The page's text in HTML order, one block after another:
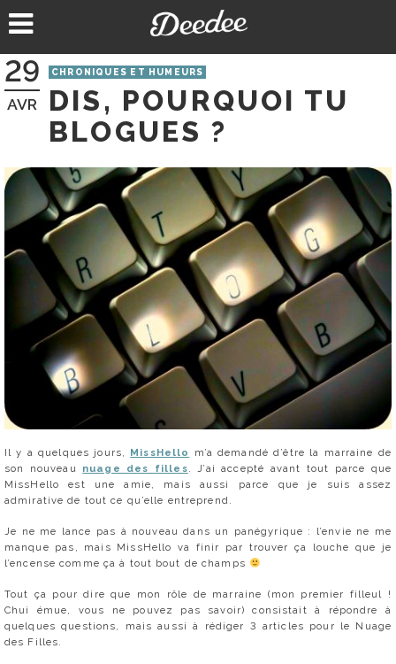
au
29
AVR
CHRONIQUES ET HUMEURS
DIS, POURQUOI TU
BLOGUES ?
Il y a quelques jours, MissHello
m’a demandé d’être la marraine de
son nouveau nuage des filles. J’ai accepté avant tout parce que
MissHello est une amie, mais aussi parce que je suis assez
admirative de tout ce qu’elle entreprend.
Je ne me lance pas à nouveau dans un panégyrique : l’envie ne me
manque pas, mais MissHello va finir par trouver ça louche que je
l’encense comme ça à tout bout de champs
Tout ça pour dire que mon rôle de marraine (mon premier filleul !
Chui émue, vous ne pouvez pas savoir) consistait à répondre à
quelques questions, mais aussi à rédiger 3 articles pour le Nuage
des Filles.